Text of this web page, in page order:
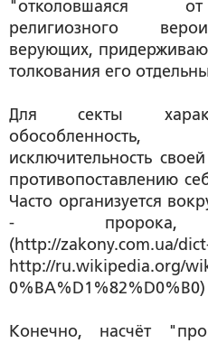
"отколовшаяся
религиозного
верующих,
толкования его
Для секты
исключительность
противопоставлению
Часто организуется
- пророка,
(http://zakony.com.ua/
http://ru.wikipedia.org/
0%BA%D1%82%D0%B0)
Конечно, насчёт